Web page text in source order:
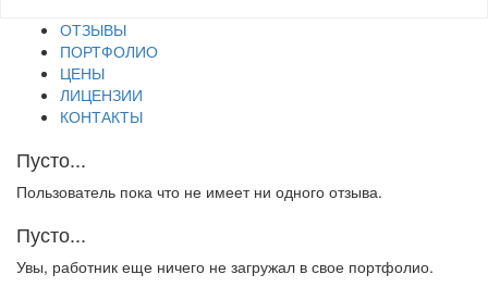
ОТЗЫВЫ
ПОРТФОЛИО
ЦЕНЫ
ЛИЦЕНЗИИ
КОНТАКТЫ
Пусто...
Пользователь пока что не имеет ни одного отзыва.
Пусто...
Увы, работник еще ничего не загружал в свое портфолио.